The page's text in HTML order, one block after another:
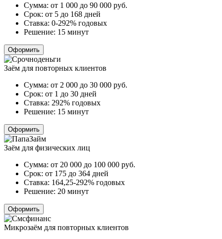
Сумма: от 1 000 до 90 000 руб.
Срок: от 5 до 168 дней
Ставка: 0-292% годовых
Решение: 15 минут
Оформить
Заём для повторных клиентов
Сумма: от 2 000 до 30 000 руб.
Срок: от 1 до 30 дней
Ставка: 292% годовых
Решение: 15 минут
Оформить
Заём для физических лиц
Сумма: от 20 000 до 100 000 руб.
Срок: от 175 до 364 дней
Ставка: 164,25-292% годовых
Решение: 20 минут
Оформить
Микрозаём для повторных клиентов